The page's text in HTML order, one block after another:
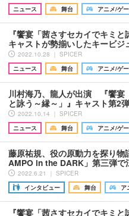
ニュース
舞台 アニメ/ゲ
『饗宴「茜さすセカイでキミ
キャストが勢揃いしたキービ
2022.10.28 ｜ SPICER
ニュース
舞台 アニメ/ゲ
川村海乃、龍人が出演 『饗宴
と詠う～縁～」』キャスト第2
2022.10.14 ｜ SPICER
ニュース
舞台 アニメ/ゲ
藤原祐規、役の原動力を探り物
AMPO in the DARK」第三弾
2022.6.21 ｜ SPICER
インタビュー
舞台 ア
『饗宴「茜さすセカイでキミ